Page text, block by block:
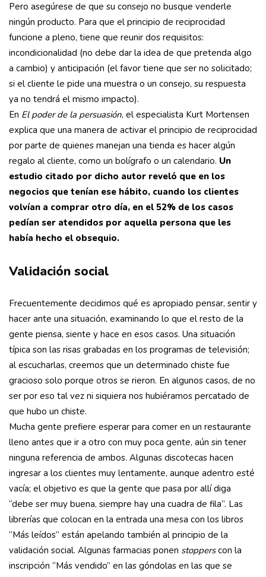
Pero asegúrese de que su consejo no busque venderle
ningún producto. Para que el principio de reciprocidad
funcione a pleno, tiene que reunir dos requisitos:
incondicionalidad (no debe dar la idea de que pretenda algo
a cambio) y anticipación (el favor tiene que ser no solicitado;
si el cliente le pide una muestra o un consejo, su respuesta
ya no tendrá el mismo impacto).
En El poder de la persuasión, el especialista Kurt Mortensen
explica que una manera de activar el principio de reciprocidad
por parte de quienes manejan una tienda es hacer algún
regalo al cliente, como un bolígrafo o un calendario. Un
estudio citado por dicho autor reveló que en los
negocios que tenían ese hábito, cuando los clientes
volvían a comprar otro día, en el 52% de los casos
pedían ser atendidos por aquella persona que les
había hecho el obsequio.
Validación social
Frecuentemente decidimos qué es apropiado pensar, sentir y
hacer ante una situación, examinando lo que el resto de la
gente piensa, siente y hace en esos casos. Una situación
típica son las risas grabadas en los programas de televisión;
al escucharlas, creemos que un determinado chiste fue
gracioso solo porque otros se rieron. En algunos casos, de no
ser por eso tal vez ni siquiera nos hubiéramos percatado de
que hubo un chiste.
Mucha gente prefiere esperar para comer en un restaurante
lleno antes que ir a otro con muy poca gente, aún sin tener
ninguna referencia de ambos. Algunas discotecas hacen
ingresar a los clientes muy lentamente, aunque adentro esté
vacía; el objetivo es que la gente que pasa por allí diga
“debe ser muy buena, siempre hay una cuadra de fila”. Las
librerías que colocan en la entrada una mesa con los libros
“Más leídos” están apelando también al principio de la
validación social. Algunas farmacias ponen stopperscon la
inscripción “Más vendido” en las góndolas en las que se